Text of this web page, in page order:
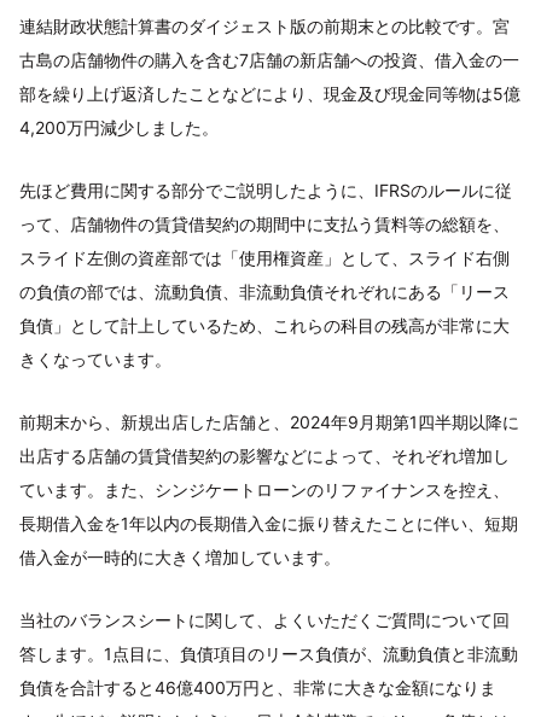
連結財政状態計算書のダイジェスト版の前期末との比較です。宮
古島の店舗物件の購入を含む7店舗の新店舗への投資、借入金の一
部を繰り上げ返済したことなどにより、現金及び現金同等物は5億
4,200万円減少しました。
先ほど費用に関する部分でご説明したように、IFRSのルールに従
って、店舗物件の賃貸借契約の期間中に支払う賃料等の総額を、
スライド左側の資産部では「使用権資産」として、スライド右側
の負債の部では、流動負債、非流動負債それぞれにある「リース
負債」として計上しているため、これらの科目の残高が非常に大
きくなっています。
前期末から、新規出店した店舗と、2024年9月期第1四半期以降に
出店する店舗の賃貸借契約の影響などによって、それぞれ増加し
ています。また、シンジケートローンのリファイナンスを控え、
長期借入金を1年以内の長期借入金に振り替えたことに伴い、短期
借入金が一時的に大きく増加しています。
当社のバランスシートに関して、よくいただくご質問について回
答します。1点目に、負債項目のリース負債が、流動負債と非流動
負債を合計すると46億400万円と、非常に大きな金額になりま